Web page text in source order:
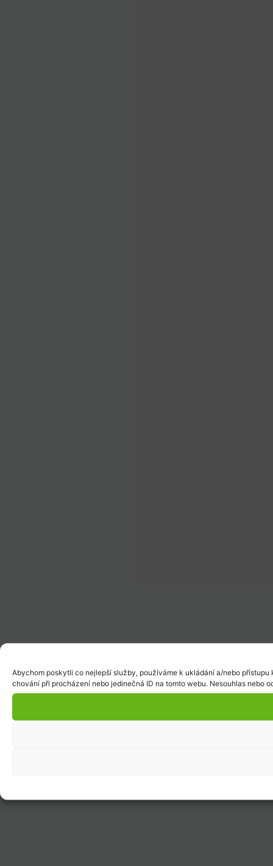
Abychom poskytli co nejlepší služby, používáme k ukládání a/nebo
chování při procházení nebo jedinečná ID na tomto webu. Nesouhlas